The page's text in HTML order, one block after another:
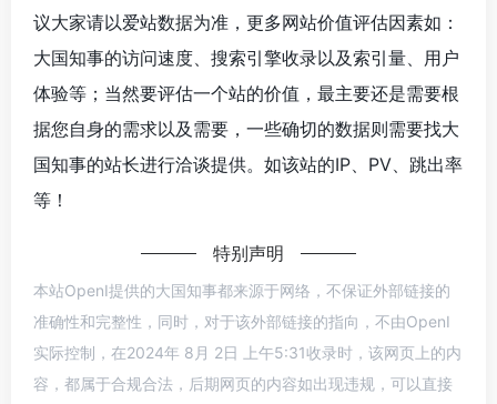
议大家请以爱站数据为准，更多网站价值评估因素如：
大国知事的访问速度、搜索引擎收录以及索引量、用户
体验等；当然要评估一个站的价值，最主要还是需要根
据您自身的需求以及需要，一些确切的数据则需要找大
国知事的站长进行洽谈提供。如该站的IP、PV、跳出率
等！
特别声明
本站OpenI提供的大国知事都来源于网络，不保证外部链接的
准确性和完整性，同时，对于该外部链接的指向，不由OpenI
实际控制，在2024年 8月 2日 上午5:31收录时，该网页上的内
容，都属于合规合法，后期网页的内容如出现违规，可以直接